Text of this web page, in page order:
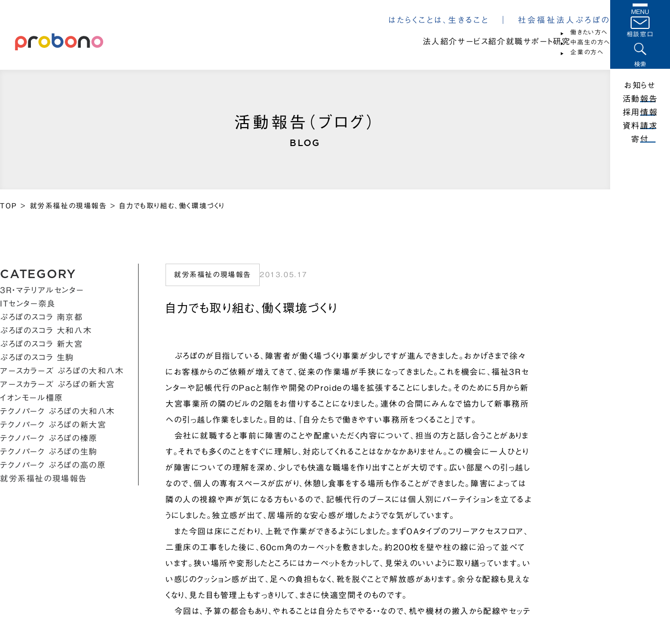
はたらくことは、生きること ｜ 社会福祉法人ぷろぼの
法人紹介サービス紹介就職サポート研究
働きたい方へ
中高生の方へ
企業の方へ
活動報告（ブログ）
BLOG
TOP > 就労系福祉の現場報告 > 自力でも取り組む、働く環境づくり
CATEGORY
3R・マテリアルセンター
ITセンター奈良
ぷろぼのスコラ 南京都
ぷろぼのスコラ 大和八木
ぷろぼのスコラ 新大宮
ぷろぼのスコラ 生駒
アースカラーズ ぷろぼの大和八木
アースカラーズ ぷろぼの新大宮
イオンモール橿原
テクノパーク ぷろぼの大和八木
テクノパーク ぷろぼの新大宮
テクノパーク ぷろぼの榛原
テクノパーク ぷろぼの生駒
テクノパーク ぷろぼの高の原
就労系福祉の現場報告
就労系福祉の現場報告 2013.05.17
自力でも取り組む、働く環境づくり
ぷろぼのが目指している、障害者が働く場づくり事業が少しですが進んできました。おかげさまで徐々
にお客様からのご依頼が増えてきて、従来の作業場が手狭になってきました。これを機会に、福祉３Rセ
ンターや記帳代行のPacと制作や開発のProideの場を拡張することにしました。そのために５月から新
大宮事業所の隣のビルの２階をお借りすることになりました。連休の合間にみんなで協力して新事務所
への引っ越し作業をしました。目的は、「自分たちで働きやすい事務所をつくること」です。
会社に就職すると事前に障害のことや配慮いただく内容について、担当の方と話し合うことがありま
す。それでも多くのことをすぐに理解し、対応してくれることはなかなかありません。この機会に一人ひとり
が障害についての理解を深め、少しでも快適な職場を作り出すことが大切です。広い部屋への引っ越し
なので、個人の専有スペースが広がり、休憩し食事をする場所も作ることができました。障害によっては
隣の人の視線や声が気になる方もいるので、記帳代行のブースには個人別にパーテイションを立てるよ
うにしました。独立感が出て、居場所的な安心感が増したようでな気がしています。
また今回は床にこだわり、上靴で作業ができるようにしました。まずOAタイプのフリーアクセスフロア、
二重床の工事をした後に、６０cm角のカーペットを敷きました。約２００枚を壁や柱の線に沿って並べて
います。狭い場所や変形したところにはカーペットをカットして、見栄えのいいように取り繕っています。い
い感じのクッション感が出て、足への負担もなく、靴を脱ぐことで解放感があります。余分な配線も見えな
くなり、見た目も管理上もすっきりして、まさに快適空間そのものです。
今回は、予算の都合もあり、やれることは自分たちでやる・・なので、机や機材の搬入から配線やセッテ
MENU
相談窓口
検索
お知らせ
活動報告
採用情報
資料請求
寄付